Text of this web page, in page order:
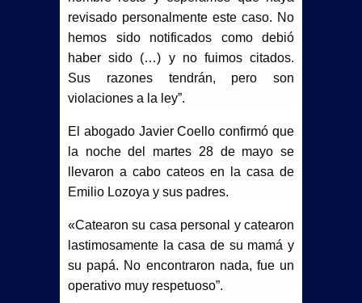
revisado personalmente este caso. No
hemos sido notificados como debió
haber sido (…) y no fuimos citados.
Sus razones tendrán, pero son
violaciones a la ley”.
El abogado Javier Coello confirmó que
la noche del martes 28 de mayo se
llevaron a cabo cateos en la casa de
Emilio Lozoya y sus padres.
«Catearon su casa personal y catearon
lastimosamente la casa de su mamá y
su papá. No encontraron nada, fue un
operativo muy respetuoso”.